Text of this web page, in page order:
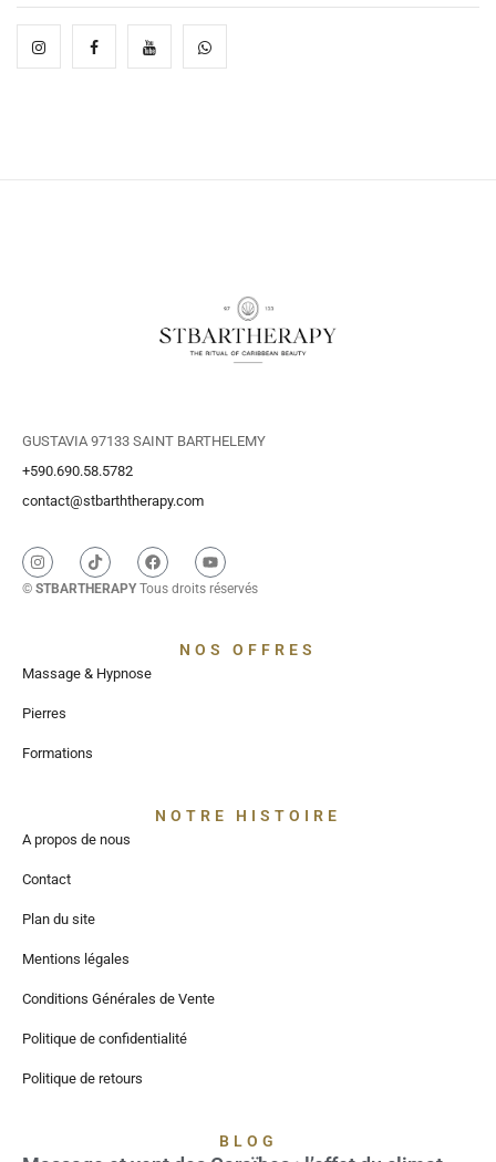
GUSTAVIA 97133 SAINT BARTHELEMY
+590.690.58.5782
contact@stbarththerapy.com
© STBARTHERAPY Tous droits réservés
NOS OFFRES
Massage & Hypnose
Pierres
Formations
NOTRE HISTOIRE
A propos de nous
Contact
Plan du site
Mentions légales
Conditions Générales de Vente
Politique de confidentialité
Politique de retours
BLOG